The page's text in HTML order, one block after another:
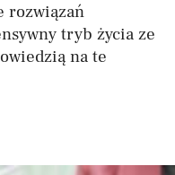
rozwiązań
tryb życia ze
na te